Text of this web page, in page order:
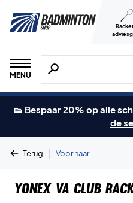
MENU
Zoeken naar
👟 Bespaar 20% op alle
de
Terug | Voor haar
Yonex VA Club